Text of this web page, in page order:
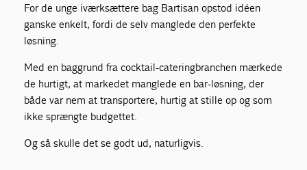
For de unge iværksættere bag Bartisan opstod idéen
ganske enkelt, fordi de selv manglede den perfekte
løsning.
Med en baggrund fra cocktail-cateringbranchen mærkede
de hurtigt, at markedet manglede en bar-løsning, der
både var nem at transportere, hurtig at stille op og som
ikke sprængte budgettet.
Og så skulle det se godt ud, naturligvis.